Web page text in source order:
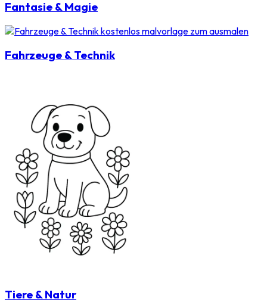
Fantasie & Magie
Fahrzeuge & Technik
Tiere & Natur